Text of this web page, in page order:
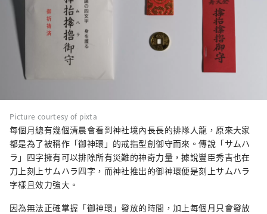
Picture courtesy of pixta
每個月總有幾個清晨會看到神社境內長長的排隊人龍，原來大家
都是為了被稱作「御神環」的戒指型創御守而來。傳說「サムハ
ラ」四字擁有可以排除所有災難的神奇力量，據說豐臣秀吉也在
刀上刻上サムハラ四字，而神社推出的御神環便是刻上サムハラ
字樣且效力強大。
因為無法正確掌握「御神環」發放的時間，加上每個月只會發放